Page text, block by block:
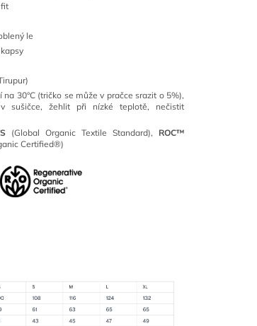
fit
le
na 30°C (tričko se může v pračce srazit o 5%),
sušičce, žehlit při nízké teplotě, nečistit
(Global Organic Textile Standard), ROC™
Certified®)